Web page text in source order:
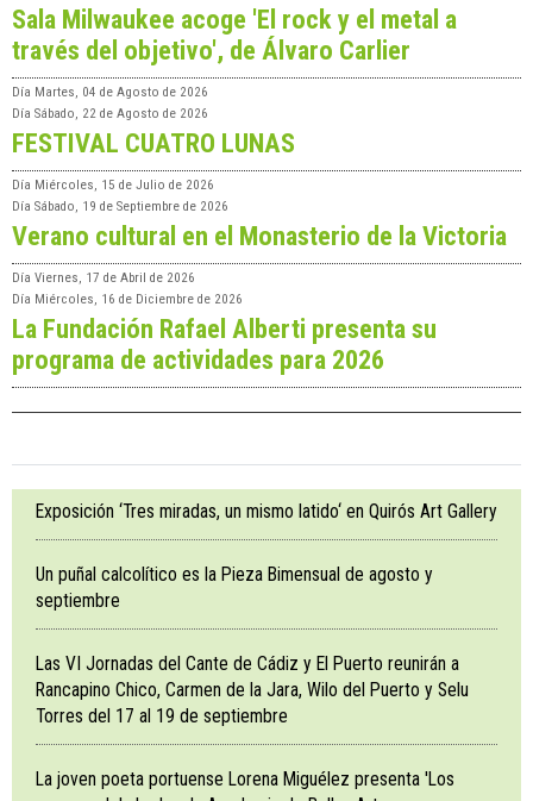
Sala Milwaukee acoge 'El rock y el metal a
través del objetivo', de Álvaro Carlier
Día Martes, 04 de Agosto de 2026
Día Sábado, 22 de Agosto de 2026
FESTIVAL CUATRO LUNAS
Día Miércoles, 15 de Julio de 2026
Día Sábado, 19 de Septiembre de 2026
Verano cultural en el Monasterio de la Victoria
Día Viernes, 17 de Abril de 2026
Día Miércoles, 16 de Diciembre de 2026
La Fundación Rafael Alberti presenta su
programa de actividades para 2026
Exposición ‘Tres miradas, un mismo latido‘ en Quirós Art Gallery
Un puñal calcolítico es la Pieza Bimensual de agosto y
septiembre
Las VI Jornadas del Cante de Cádiz y El Puerto reunirán a
Rancapino Chico, Carmen de la Jara, Wilo del Puerto y Selu
Torres del 17 al 19 de septiembre
La joven poeta portuense Lorena Miguélez presenta 'Los